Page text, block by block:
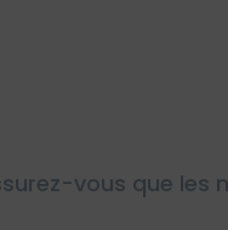
vous que